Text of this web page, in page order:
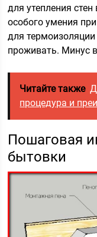
для утепления
особого умения
для
проживать. Минус
Читайте также
процедура и
Пошаговая
бытовки